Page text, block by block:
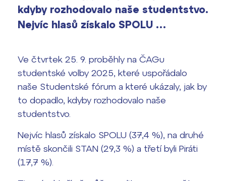
Výsledky 1. kola přijímacího řízení
2026/2027
Europass
FOCUSing
ČAG studentský
Office 365
kdyby rozhodovalo naše studentstvo.
Nejvíc hlasů získalo SPOLU …
Ve čtvrtek 25. 9. proběhly na ČAGu
studentské volby 2025, které uspořádalo
naše Studentské fórum a které ukázaly, jak by
to dopadlo, kdyby rozhodovalo naše
studentstvo.
Nejvíc hlasů získalo SPOLU (37,4 %), na druhé
místě skončili STAN (29,3 %) a třetí byli Piráti
(17,7 %).